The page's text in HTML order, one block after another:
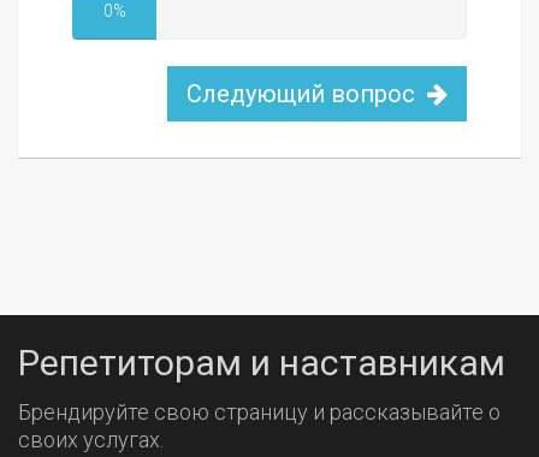
0%
Следующий вопрос
Репетиторам и наставникам
Брендируйте свою страницу и рассказывайте о
своих услугах.